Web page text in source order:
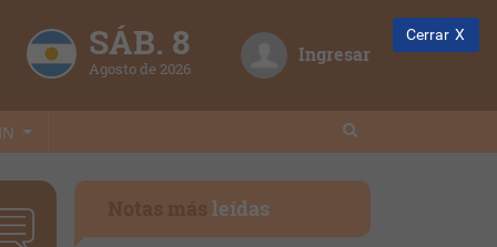
SÁB. 8
Agosto de 2026
Ingresar
leídas
Cerrar